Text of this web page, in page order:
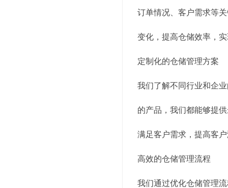
订单情况、客户需求等
变化，提高仓储效率，
定制化的仓储管理方案
我们了解不同行业和企
的产品，我们都能够提
满足客户需求，提高客
高效的仓储管理流程
我们通过优化仓储管理